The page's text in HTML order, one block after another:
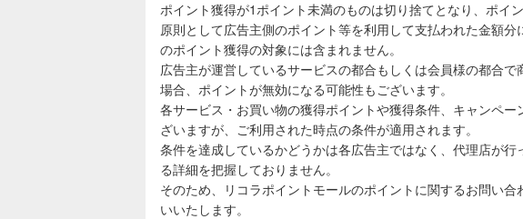
ポイント獲得が1ポイント未満のものは切り捨てとなり、ポイ
原則として広告主側のポイント等を利用して支払われた金額
のポイント獲得の対象には含まれません。
広告主が運営しているサービスの都合もしくは会員様の都合
場合、ポイントが無効になる可能性もございます。
各サービス・お買い物の獲得ポイントや獲得条件、キャンペ
ざいますが、ご利用された時点の条件が適用されます。
条件を達成しているかどうかは各広告主ではなく、代理店が
る詳細を把握しておりません。
そのため、リコラポイントモールのポイントに関するお問い
いいたします。